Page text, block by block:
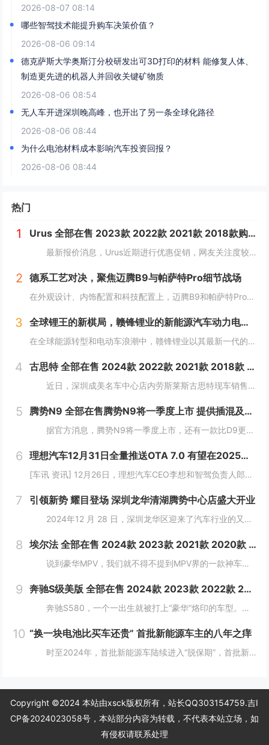
2026-08-07 08:14
哪些智驾技术能提升购车决策价值？
2026-08-06 09:14
德克萨斯大学奥斯汀分校研发出可3D打印的材料 能修复人体、
制造更先进的机器人并回收关键矿物质
2026-08-06 08:54
无人车开进深圳晚高峰，也开出了另一条全球化路径
2026-08-06 08:44
为什么电池材料成本影响汽车投资回报？
2026-08-06 08:44
热门
1 Urus 全部在售 2023款 2022款 2021款 2018款购Urus享5.4万优惠 欢迎到店试驾
最新报价消息，Urus近期进行优惠促销，网友关注度较高，对Urus这款车型有兴趣的网友，可参考以下报价：...
2 德系工艺对决，聚焦迈腾B9与帕萨特Pro细节战场
在外观设计、内饰配置和科技配置上，迈腾B9和帕萨特Pro都有着一定的拥趸。作为B级车产品，两款车紧贴消费者需求，在同级别车型中都是性能翘楚。那么，该怎么选择呢？本文将对以上方面进行详细对比，为车友们提供选择建议。 风...
3 全球锂王的新棋局，赣锋锂业的新能源汽车动力电池革命
在全球能源转型和电动车浪潮中，赣锋锂业以其最新一代的动力电池产品——锋行电池，为市场带来了革新性的技术突破。这款高性能电芯不仅在能量密度、成组效率等关键性能指标上超越了行业标准，而且在安全性和环境适应性方面也设立了新的行业标杆。...
4 古思特 全部在售 2024款 2022款 2021款 2018款 2016款 2015款深圳成美名车中心劳斯莱斯古思特限时优惠 目前503万元起售
近日，深圳成美名车中心店内劳斯莱斯古思特现车销售，颜色可选，感兴趣的朋友可以到店咨询购买，详情见下表：...
5 腾势N9 全部在售腾势N9将一季度上市 提供插混及纯电版
据官方消息，腾势N9将一季度上市，还有一款比D9更大更强MPV将推出。新车定位大型旗舰SUV，将搭载易三方。 &nb...
6 理想汽车12月31日全量推送OTA 7.0 有望在2025年实现L3级自动驾驶
[车讯 资讯] 12月26日，理想汽车CEO李想和智驾负责人郎咸朋在直播中讲解了理想汽车在智驾方面的发展动向。理想汽车将在12月31日全量推送OTA 7.0给AD Max用户。按照理想现在的端到端+VLM体系继续迭代，有望在2025...
7 引领新势 耀目登场 深圳龙华清湖腾势中心店盛大开业
2024年12 月 28 日，深圳龙华区迎来了汽车行业的又一大盛事——深圳龙华清湖腾势中心盛大开业，标志着腾势品牌在深圳区域布局的进一步拓展，为满...
8 埃尔法 全部在售 2024款 2023款 2021款 2020款 2019款 2018款2024款国六丰田埃尔法酬宾让利 大空间合理布局
说到豪华MPV，我们就不得不提到MPV界的一款神车，那就是"丰田埃尔法"，丰田埃尔法拥有轿车般的舒适度，所以它一直以来都是作为各大公司企业的行政用车。埃尔法...
9 奔驰S级美版 全部在售 2024款 2023款 2022款 2021款 2019款 2018款成都迪兴行汽车平行进口奔驰S级价格最低146万起 售全国
奔驰S580，一个一出生就被打上“豪华”烙印的车型。新车简约又不失精致，大灯和尾灯的光带交相呼应，可以让司机更从容地驾驶车辆。 &nbs...
10 “换一块电池比买车还贵” 首批新能源车主的八年之痒
时至2024年，首批新能源车陆续进入“脱保期”，首批新能源汽车车主正陷入换车还是换电池的两难境地。想要更换老龄电池就将面临天价账单，换电费用甚至高于旧车残值，成为不少车主的烦恼。 工信部等部委明确规定，自2016年起，乘用车...
Copyright ©2024 本站由xsck版权所有，站长QQ303154759.吉I
CP备2024023058号，本站部分内容为转载，不代表本站立场，如
有侵权请联系处理